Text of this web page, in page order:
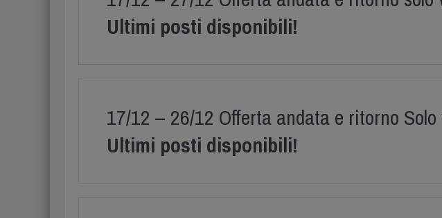
Ultimi posti disponibili!
17/12 – 26/12 Offerta andata e ritorno
Ultimi posti disponibili!